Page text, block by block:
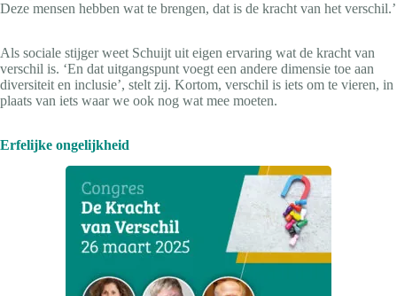
Deze mensen hebben wat te brengen, dat is de kracht van het verschil.’
Als sociale stijger weet Schuijt uit eigen ervaring wat de kracht van
verschil is. ‘En dat uitgangspunt voegt een andere dimensie toe aan
diversiteit en inclusie’, stelt zij. Kortom, verschil is iets om te vieren, in
plaats van iets waar we ook nog wat mee moeten.
Erfelijke ongelijkheid